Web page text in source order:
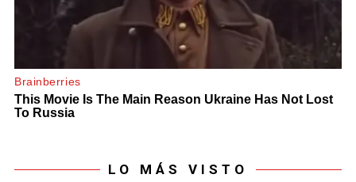
LO MÁS VISTO